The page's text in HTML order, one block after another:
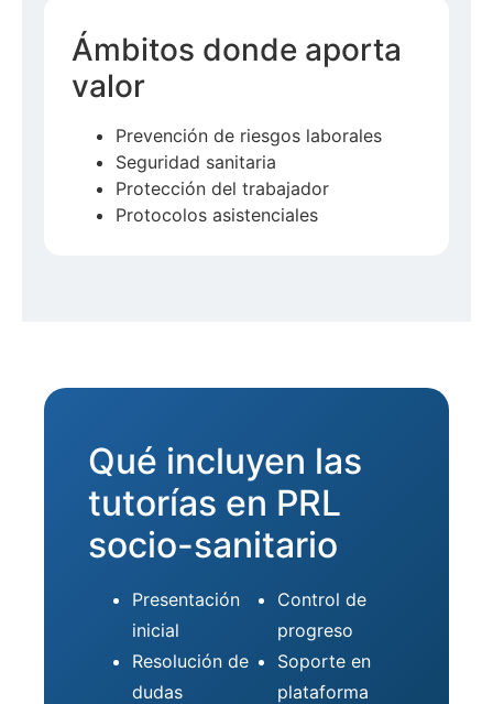
Ámbitos donde aporta
valor
Prevención de riesgos laborales
Seguridad sanitaria
Protección del trabajador
Protocolos asistenciales
Qué incluyen las
tutorías en PRL
socio-sanitario
Presentación
inicial
Resolución de
dudas
Control de
progreso
Soporte en
plataforma